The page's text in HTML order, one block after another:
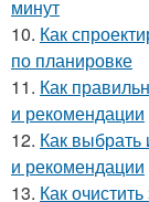
минут
10. Как
по планировке
11. Как
и рекомендации
12. Как выбрать
и рекомендации
13. Как